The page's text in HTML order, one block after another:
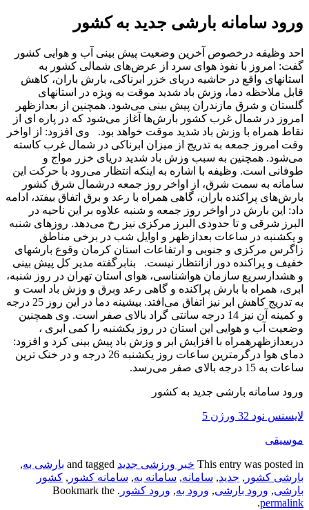
ورود سامانه بارشی جدید به کشور
احد وظیفه درخصوص آخرین وضعیت پیش بینی آب و هوایی کشور
گفت: امروز با نفوذ هوای سرد از عرض‌های شمالی کشور به
استانهای واقع در حاشیه دریای خزر ابرناکی، بارش باران، کاهش
قابل ملاحظه دما، وزش باد شدید موقت به ویژه در استانهای
گلستان و شرق مازندران پیش بینی می‌شود. همچنین از بعدازظهر
امروز در شمال غرب کشور بارش‌ها آغاز می‌شود که در پاره ای از
نقاط همراه با وزش باد شدید موقت خواهد بود. وی افزود: از اواخر
وقت امروز جمعه به تدریج از میزان ابرناکی در شمال غرب کاسته
می‌شود. همچنین به سبب وزش باد شدید دریای خزر مواج و
طوفانی است. وظیفه با اشاره به اینکه انتظار می‌رود با حرکت این
سامانه به سمت شرق، از اواخر روز جمعه درشمال شرق کشور
بارش‌های پراکنده باران، گاهی همراه با رعد و برق اتفاق بیفتد، ادامه
داد: این بارش در اواخر روز جمعه و شنبه علاوه بر این ناحیه در
البرز شرقی و تا حدودی البرز مرکزی نیز رخ می‌دهد. روزهای شنبه
و یکشنبه در ساعات بعدازظهر و اوایل شب در برخی مناطق
زاگرس مرکزی و جنوبی و ارتفاعات استان کرمان وقوع بارشهای
خفیف و پراکنده دور ازانتظار نیست. بنابرگفته مدیر کل پیش بینی
و هشدارسریع سازمان هواشناسی، هوای استان تهران در روز شنبه،
ابری، همراه با بارش پراکنده و گاهی رعد وبرق و وزش باد است و
به تدریج کاهش ابر نیز اتفاق می‌افتد. بیشینه دما در این روز 25 درجه
و کمینه آن نیز 14 درجه سانتی گراد بالای صفر است. وی همچنین
وضعیت آب و هوایی این استان در روز یکشنبه را کمی ابری ،
دربعدازظهرهمراه با افزایش ابر و وزش باد پیش بینی کرد و افزود:
دمای هوا درگرمترین ساعات روز یکشنبه 26 درجه و در خنک ترین
ساعات به 15 درجه بالای صفر می‌رسد.
ورود سامانه بارشی جدید به کشور
لایسنس نود 32 ورژن 5
موسیقی
This entry was posted in خبر ورزشی جدید بارشی به,
بارشی کشور , جدید, سامانه, سامانه به, سامانه کشور , کشور
بارشی, ورود بارشی, ورود به, ورود کشور . Bookmark the
permalink
.